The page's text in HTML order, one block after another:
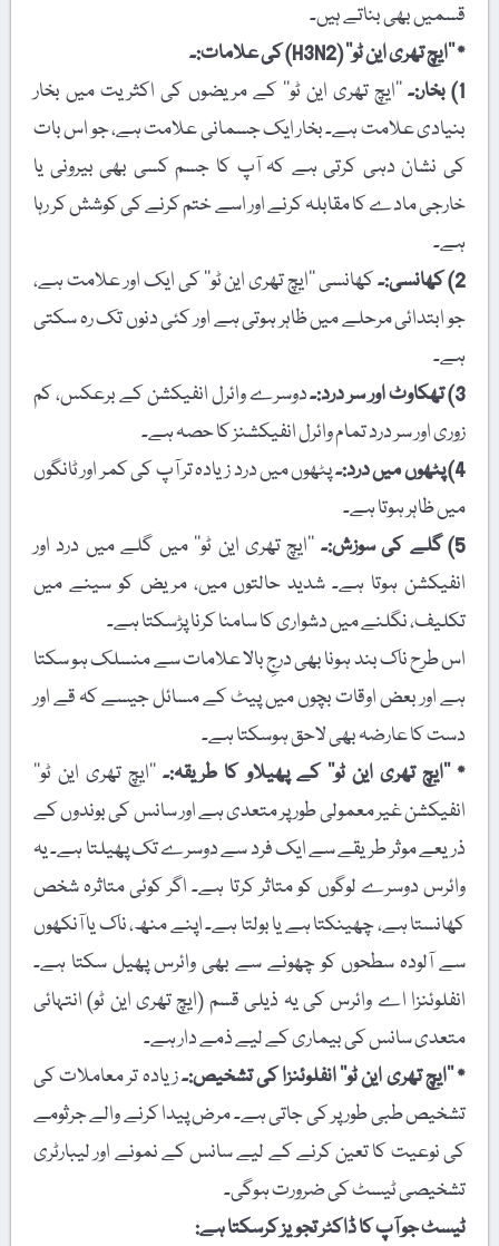
قسمیں بھی بناتے ہیں۔
٭ ’’ایچ تھری این ٹو‘‘ (H3N2) کی علامات:۔
1) بخار:۔
’’ایچ تھری این ٹو‘‘ کے مریضوں کی اکثریت میں بخار
بنیادی علامت ہے۔ بخار ایک جسمانی علامت ہے، جو اس بات
کی نشان دہی کرتی ہے کہ آپ کا جسم کسی بھی بیرونی یا
خارجی مادے کا مقابلہ کرنے اور اسے ختم کرنے کی کوشش کر رہا
ہے۔
2) کھانسی:۔
کھانسی ’’ایچ تھری این ٹو‘‘ کی ایک اور علامت ہے،
جو ابتدائی مرحلے میں ظاہر ہوتی ہے اور کئی دنوں تک رہ سکتی
ہے۔
3) تھکاوٹ اور سر درد:۔
دوسرے وائرل انفیکشن کے برعکس، کم
زوری اور سر درد تمام وائرل انفیکشنز کا حصہ ہے۔
4) پٹھوں میں درد:۔
پٹھوں میں درد زیادہ تر آپ کی کمر اور ٹانگوں
میں ظاہر ہوتا ہے۔
5) گلے کی سوزش:۔
’’ایچ تھری این ٹو‘‘ میں گلے میں درد اور
انفیکشن ہوتا ہے۔ شدید حالتوں میں، مریض کو سینے میں
تکلیف، نگلنے میں دشواری کا سامنا کرنا پڑسکتا ہے۔
اس طرح ناک بند ہونا بھی درجِ بالا علامات سے منسلک ہو سکتا
ہے اور بعض اوقات بچوں میں پیٹ کے مسائل جیسے کہ قے اور
دست کا عارضہ بھی لاحق ہوسکتا ہے۔
٭ ’’ایچ تھری این ٹو‘‘ کے پھیلاو کا طریقہ:۔’’ایچ تھری این ٹو‘‘
انفیکشن غیر معمولی طور پر متعدی ہے اور سانس کی بوندوں کے
ذریعے موثر طریقے سے ایک فرد سے دوسرے تک پھیلتا ہے۔ یہ
وائرس دوسرے لوگوں کو متاثر کرتا ہے۔ اگر کوئی متاثرہ شخص
کھانستا ہے، چھینکتا ہے یا بولتا ہے۔ اپنے منھ، ناک یا آنکھوں
سے آلودہ سطحوں کو چھونے سے بھی وائرس پھیل سکتا ہے۔
انفلوئنزا اے وائرس کی یہ ذیلی قسم (ایچ تھری این ٹو) انتہائی
متعدی سانس کی بیماری کے لیے ذمے دار ہے۔
٭ ’’ایچ تھری این ٹو‘‘ انفلوئنزا کی تشخیص:۔زیادہ تر معاملات کی
تشخیص طبی طور پر کی جاتی ہے۔ مرض پیدا کرنے والے جرثومے
کی نوعیت کا تعین کرنے کے لیے سانس کے نمونے اور لیبارٹری
تشخیصی ٹیسٹ کی ضرورت ہوگی۔
ٹیسٹ جو آپ کا ڈاکٹر تجویز کرسکتا ہے: